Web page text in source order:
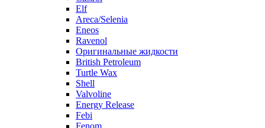
Elf
Areca/Selenia
Eneos
Ravenol
Оригинальные жидкости
British Petroleum
Turtle Wax
Shell
Valvoline
Energy Release
Febi
Fenom